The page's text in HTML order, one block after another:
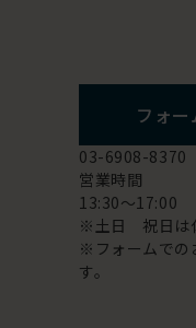
フォ
03-6908-8370
営業時間
13:30～17:00
※土日 祝日は
※フォームでの
す。